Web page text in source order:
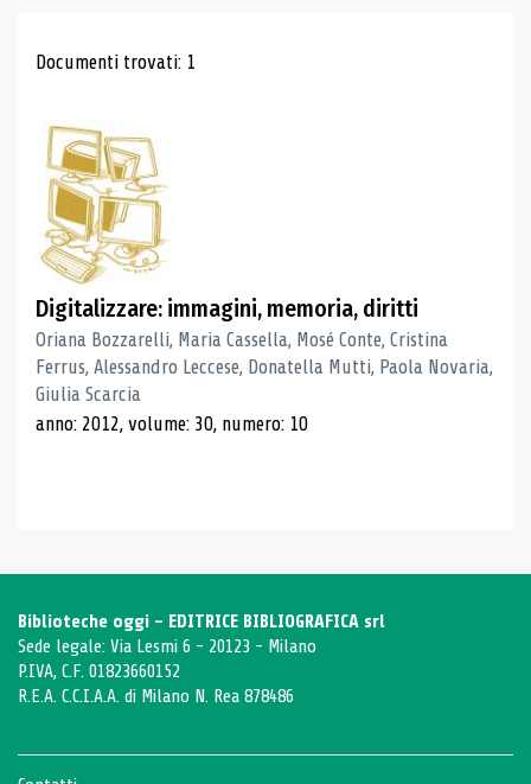
Risultati di ricerca
Documenti trovati: 1
Digitalizzare: immagini, memoria, diritti
Oriana Bozzarelli, Maria Cassella, Mosé Conte, Cristina
Ferrus, Alessandro Leccese, Donatella Mutti, Paola Novaria,
Giulia Scarcia
anno: 2012, volume: 30, numero: 10
Biblioteche oggi - EDITRICE BIBLIOGRAFICA srl
Sede legale: Via Lesmi 6 - 20123 - Milano
P.IVA, C.F. 01823660152
R.E.A. C.C.I.A.A. di Milano N. Rea 878486